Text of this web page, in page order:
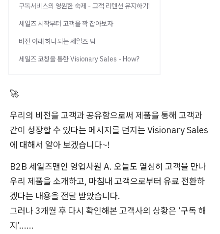
구독서비스의 영원한 숙제 - 고객 리텐션 유지하기!
세일즈 시작부터 고객을 꽉 잡아보자
비전 아래 하나되는 세일즈 팀
세일즈 코칭을 통한 Visionary Sales - How?
🚀
우리의 비전을 고객과 공유함으로써 제품을 통해 고객과
같이 성장할 수 있다는 메시지를 던지는 Visionary Sales
에 대해서 알아 보겠습니다~!
B2B 세일즈맨인 영업사원 A. 오늘도 열심히 고객을 만나
우리 제품을 소개하고, 마침내 고객으로부터 유료 전환하
겠다는 내용을 전달 받았습니다.
그러나 3개월 후 다시 확인해본 고객사의 상황은 ‘구독 해
지’......